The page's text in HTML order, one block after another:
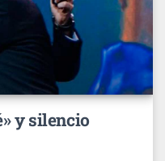
y silencio